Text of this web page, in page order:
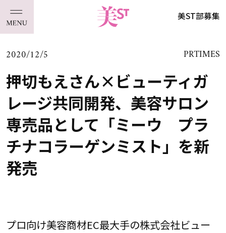
美ST部募集
2020/12/5 PRTIMES
押切もえさん×ビューティガ
レージ共同開発、美容サロン
専売品として「ミーウ プラ
チナコラーゲンミスト」を新
発売
プロ向け美容商材EC最大手の株式会社ビュー